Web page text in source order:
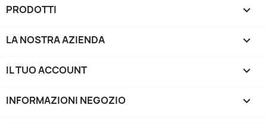
PRODOTTI 
LA NOSTRA AZIENDA 
IL TUO ACCOUNT 
INFORMAZIONI NEGOZIO keyboard_arrow_down